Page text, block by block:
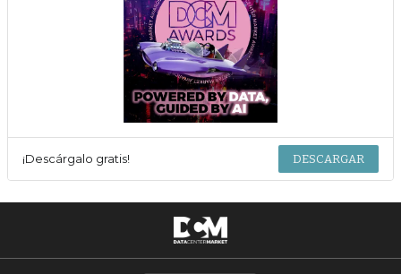
¡Descárgalo gratis! DESCARGAR